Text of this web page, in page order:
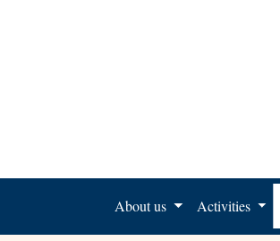
About us Activities